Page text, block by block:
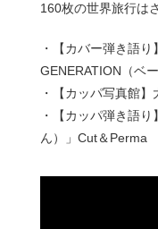
160枚の世界旅行は
・【カバー弾き語
GENERATION（ベ
・【カッパ写真館
・【カッパ弾き語り
ん）」Cut＆Perma